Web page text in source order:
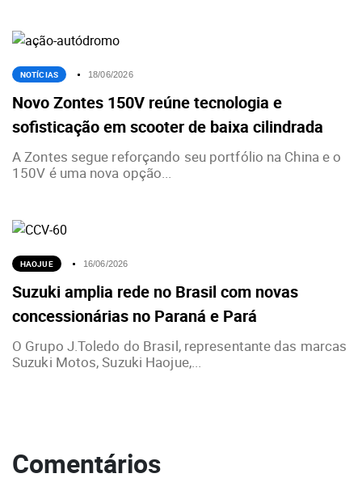
NOTÍCIAS 18/06/2026
Novo Zontes 150V reúne tecnologia e
sofisticação em scooter de baixa cilindrada
A Zontes segue reforçando seu portfólio na China e o
150V é uma nova opção...
HAOJUE 16/06/2026
Suzuki amplia rede no Brasil com novas
concessionárias no Paraná e Pará
O Grupo J.Toledo do Brasil, representante das marcas
Suzuki Motos, Suzuki Haojue,...
Comentários